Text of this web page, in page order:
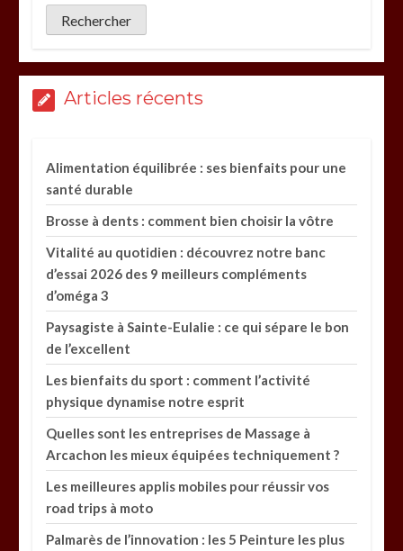
Articles récents
Alimentation équilibrée : ses bienfaits pour une
santé durable
Brosse à dents : comment bien choisir la vôtre
Vitalité au quotidien : découvrez notre banc
d’essai 2026 des 9 meilleurs compléments
d’oméga 3
Paysagiste à Sainte-Eulalie : ce qui sépare le bon
de l’excellent
Les bienfaits du sport : comment l’activité
physique dynamise notre esprit
Quelles sont les entreprises de Massage à
Arcachon les mieux équipées techniquement ?
Les meilleures applis mobiles pour réussir vos
road trips à moto
Palmarès de l’innovation : les 5 Peinture les plus